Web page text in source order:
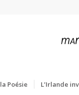
Poésie L’Irlande